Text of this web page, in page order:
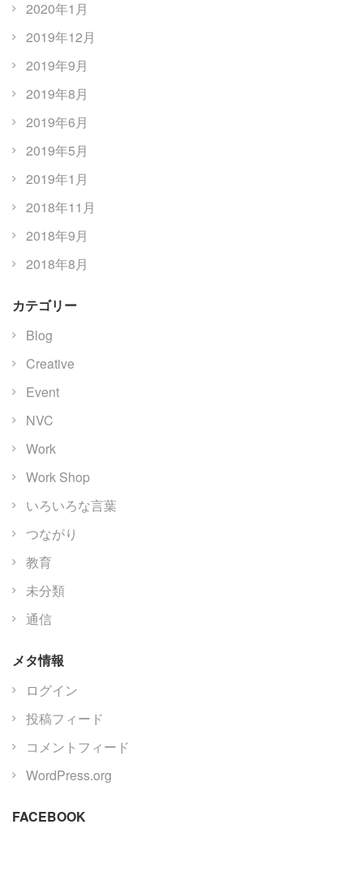
2020年1月
2019年12月
2019年9月
2019年8月
2019年6月
2019年5月
2019年1月
2018年11月
2018年9月
2018年8月
カテゴリー
Blog
Creative
Event
NVC
Work
Work Shop
いろいろな言葉
つながり
教育
未分類
通信
メタ情報
ログイン
投稿フィード
コメントフィード
WordPress.org
FACEBOOK